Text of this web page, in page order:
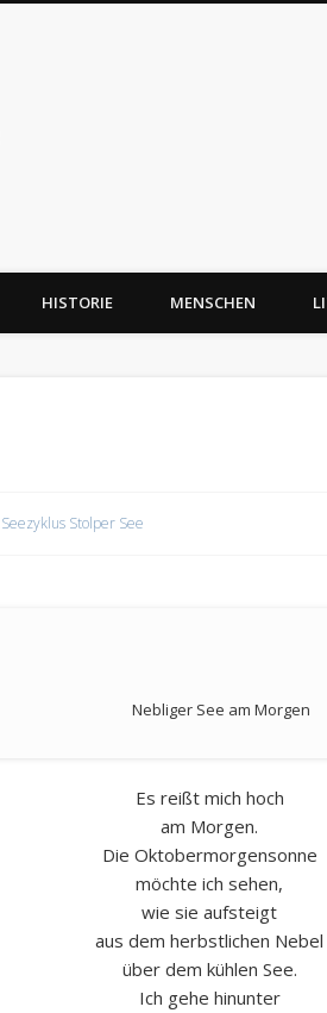
HISTORIE MENSCHEN
Seezyklus Stolper See
Nebliger See am Morgen
Es reißt mich hoch
am Morgen.
Die Oktobermorgensonne
möchte ich sehen,
wie sie aufsteigt
aus dem herbstlichen Nebel
über dem kühlen See.
Ich gehe hinunter